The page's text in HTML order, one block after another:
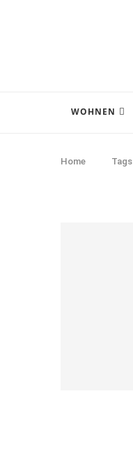
WOHNEN
Home Tags